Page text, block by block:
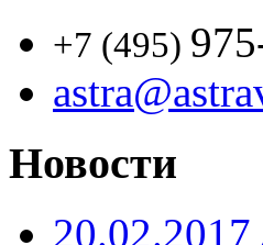
+7 (495)
Новости
20.02.2017